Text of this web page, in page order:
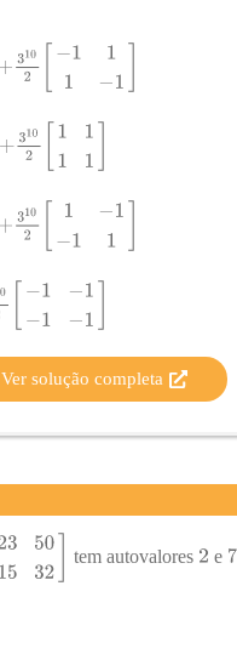
Ver solução completa
tem autovalores e